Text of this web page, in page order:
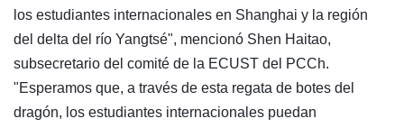
los estudiantes internacionales en Shanghai y la región
del delta del río Yangtsé", mencionó Shen Haitao,
subsecretario del comité de la ECUST del PCCh.
"Esperamos que, a través de esta regata de botes del
dragón, los estudiantes internacionales puedan